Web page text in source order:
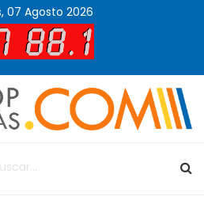
07 Agosto 2026